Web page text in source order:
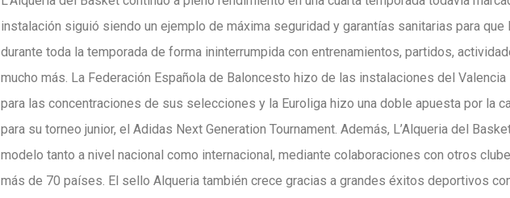
instalación siguió siendo un ejemplo de máxima seguridad y garantías sanitarias para
durante toda la temporada de forma ininterrumpida con entrenamientos, partidos,
mucho más. La Federación Española de Baloncesto hizo de las instalaciones del
para las concentraciones de sus selecciones y la Euroliga hizo una doble apuesta por la
para su torneo junior, el Adidas Next Generation Tournament. Además, L’Alqueria del
modelo tanto a nivel nacional como internacional, mediante colaboraciones con otros
más de 70 países. El sello Alqueria también crece gracias a grandes éxitos deportivos